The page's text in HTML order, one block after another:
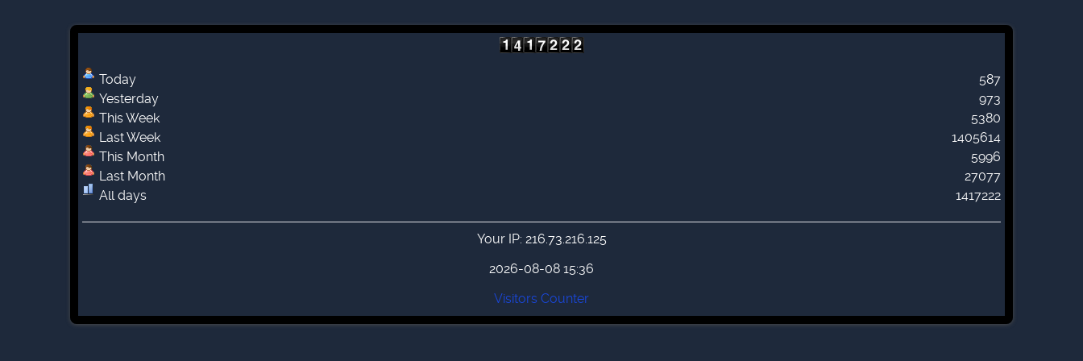
Today
Yesterday
This Week
Last Week
This Month
Last Month
All days
587
973
5380
1405614
5996
27077
1417222
Your IP: 216.73.216.125
2026-08-08 15:36
Visitors Counter